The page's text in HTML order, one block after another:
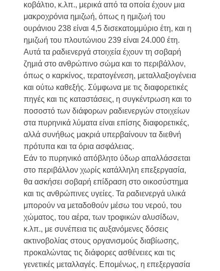
κοβάλτιο, κ.λπ., μερικά από τα οποία έχουν μια
μακροχρόνια ημιζωή, όπως η ημιζωή του
ουράνιου 238 είναι 4,5 δισεκατομμύριο έτη, και η
ημιζωή του πλουτώνιου 239 είναι 24.000 έτη.
Αυτά τα ραδιενεργά στοιχεία έχουν τη σοβαρή
ζημιά στο ανθρώπινο σώμα και το περιβάλλον,
όπως ο καρκίνος, τερατογένεση, μεταλλαξιογένεια
και ούτω καθεξής. Σύμφωνα με τις διαφορετικές
πηγές και τις καταστάσεις, η συγκέντρωση και το
ποσοστό των διάφορων ραδιενεργών στοιχείων
στα πυρηνικά λύματα είναι επίσης διαφορετικές,
αλλά συνήθως μακριά υπερβαίνουν τα διεθνή
πρότυπα και τα όρια ασφάλειας.
Εάν το πυρηνικό απόβλητο ύδωρ απαλλάσσεται
στο περιβάλλον χωρίς κατάλληλη επεξεργασία,
θα ασκήσει σοβαρή επίδραση στο οικοσύστημα
και τις ανθρώπινες υγείες. Τα ραδιενεργά υλικά
μπορούν να μεταδοθούν μέσω του νερού, του
χώματος, του αέρα, των τροφικών αλυσίδων,
κ.λπ., με συνέπεια τις αυξανόμενες δόσεις
ακτινοβολίας στους οργανισμούς διαβίωσης,
προκαλώντας τις διάφορες ασθένειες και τις
γενετικές μεταλλαγές. Επομένως, η επεξεργασία